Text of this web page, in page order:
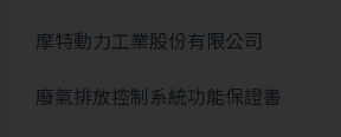
摩特動力工業股份有限公司
廢氣排放控制系統功能保證書